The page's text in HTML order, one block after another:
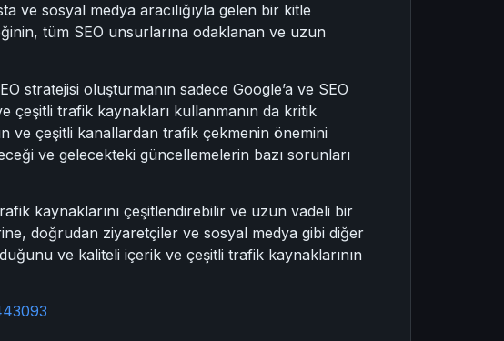
ve sosyal medya aracılığıyla gelen bir kitle
tüm SEO unsurlarına odaklanan ve uzun
stratejisi oluşturmanın sadece Google’a ve SEO
çeşitli trafik kaynakları kullanmanın da kritik
ve çeşitli kanallardan trafik çekmenin önemini
ve gelecekteki güncellemelerin bazı sorunları
kaynaklarını çeşitlendirebilir ve uzun vadeli bir
doğrudan ziyaretçiler ve sosyal medya gibi diğer
ve kaliteli içerik ve çeşitli trafik kaynaklarının